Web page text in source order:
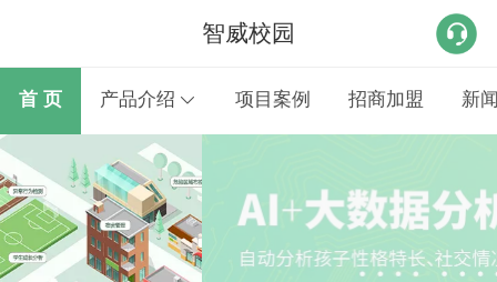
智威校园
首 页 产品介绍 项目案例 招商加盟 新